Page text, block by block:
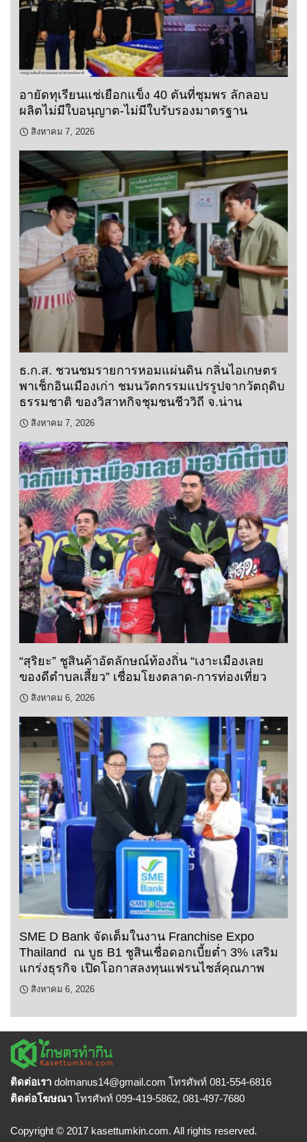
อายัดทุเรียนแช่เยือกแข็ง 40 ตันที่ชุมพร ลักลอบ
ผลิตไม่มีใบอนุญาต-ไม่มีใบรับรองมาตรฐาน
สิงหาคม 7, 2026
ธ.ก.ส. ชวนชมรายการหอมแผ่นดิน กลิ่นไอเกษตร
พาเช็กอินเมืองเก่า ชมนวัตกรรมแปรรูปจากวัตถุดิบ
ธรรมชาติ ของวิสาหกิจชุมชนชีววิถี จ.น่าน
สิงหาคม 7, 2026
“สุริยะ” ชูสินค้าอัตลักษณ์ท้องถิ่น “เงาะเมืองเลย
ของดีตำบลเสี้ยว” เชื่อมโยงตลาด-การท่องเที่ยว
สิงหาคม 6, 2026
SME D Bank จัดเต็มในงาน Franchise Expo
Thailand ณ บูธ B1 ชูสินเชื่อดอกเบี้ยต่ำ 3% เสริม
แกร่งธุรกิจ เปิดโอกาสลงทุนแฟรนไชส์คุณภาพ
สิงหาคม 6, 2026
ติดต่อเรา dolmanus14@gmail.com โทรศัพท์ 081-554-6816
ติดต่อโฆษณา โทรศัพท์ 099-419-5862, 081-497-7680
Copyright © 2017 kasettumkin.com. All rights reserved.